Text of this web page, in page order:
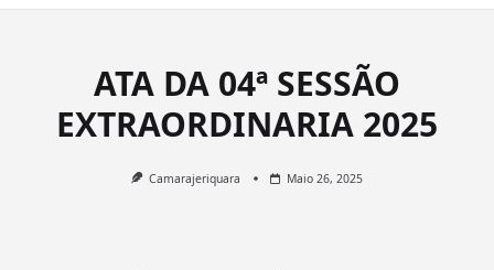
ATA DA 04ª SESSÃO
EXTRAORDINARIA 2025
Camarajeriquara Maio 26, 2025